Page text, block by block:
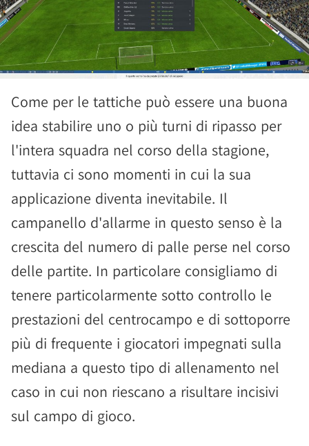
Come per le tattiche può essere una buona
idea stabilire uno o più turni di ripasso per
l'intera squadra nel corso della stagione,
tuttavia ci sono momenti in cui la sua
applicazione diventa inevitabile. Il
campanello d'allarme in questo senso è la
crescita del numero di palle perse nel corso
delle partite. In particolare consigliamo di
tenere particolarmente sotto controllo le
prestazioni del centrocampo e di sottoporre
più di frequente i giocatori impegnati sulla
mediana a questo tipo di allenamento nel
caso in cui non riescano a risultare incisivi
sul campo di gioco.